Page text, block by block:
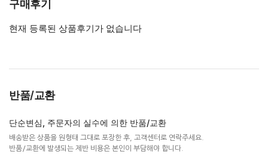
구매후기
현재 등록된 상품후기가 없습니다
반품/교환
단순변심, 주문자의 실수에 의한 반품/교환
배송받은 상품을 원형태 그대로 포장한 후, 고객센터로 연락주세요.
반품/교환에 발생되는 제반 비용은 본인이 부담해야 합니다.